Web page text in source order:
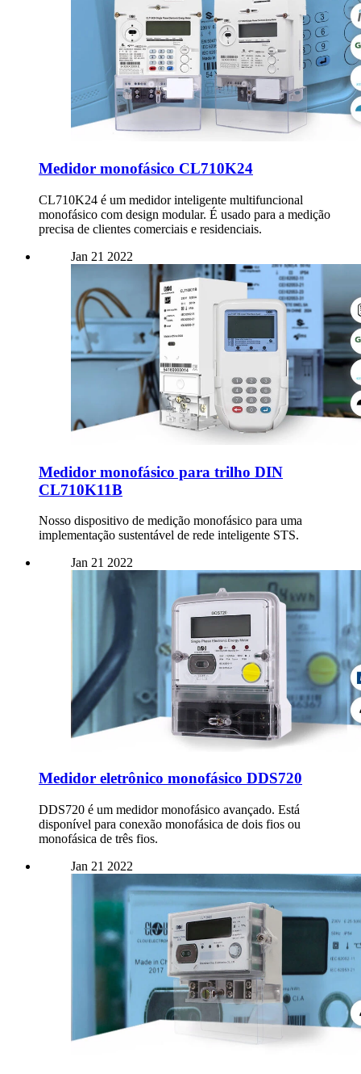
Medidor monofásico CL710K24
CL710K24 é um medidor inteligente multifuncional
monofásico com design modular. É usado para a medição
precisa de clientes comerciais e residenciais.
Jan 21 2022
Medidor monofásico para trilho DIN
CL710K11B
Nosso dispositivo de medição monofásico para uma
implementação sustentável de rede inteligente STS.
Jan 21 2022
Medidor eletrônico monofásico DDS720
DDS720 é um medidor monofásico avançado. Está
disponível para conexão monofásica de dois fios ou
monofásica de três fios.
Jan 21 2022